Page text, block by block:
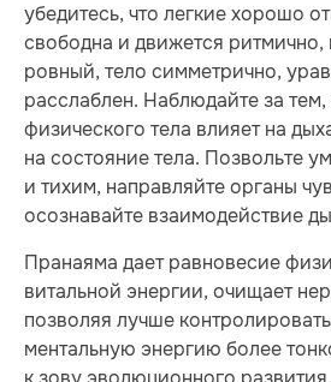
убедитесь, что легкие хорошо
свободна и движется ритмично,
ровный, тело симметрично,
расслаблен. Наблюдайте за
физического тела влияет на
на состояние тела. Позвольте
и тихим, направляйте органы
осознавайте взаимодействие
Пранаяма дает равновесие
витальной энергии, очищает
позволяя лучше
ментальную энергию более